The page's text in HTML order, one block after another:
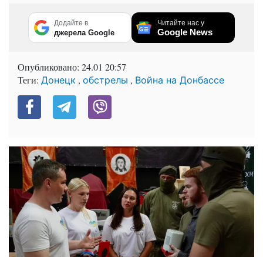
Додайте в
джерела Google
Читайте нас у
Google News
Опубликовано: 24.01 20:57
Теги: Донецк , обстрелы , Война на Донбассе